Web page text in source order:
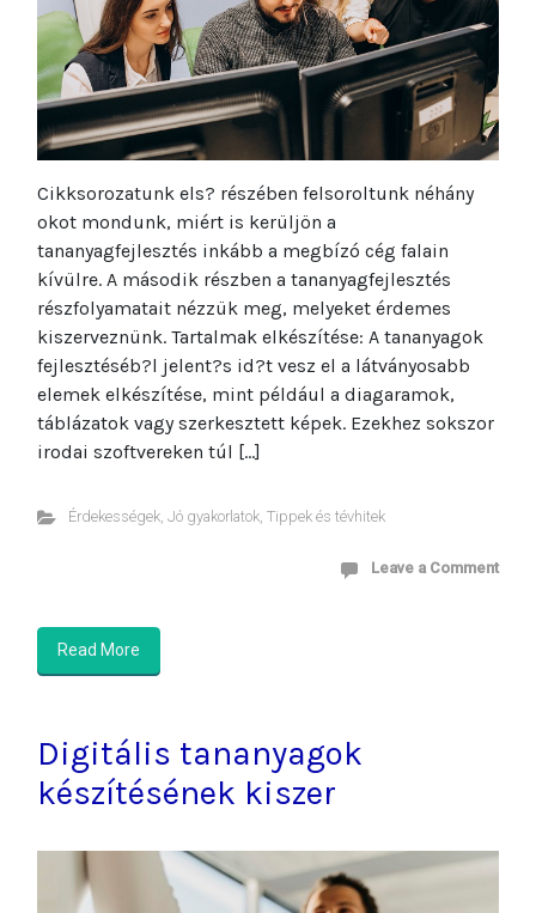
Cikksorozatunk els? részében felsoroltunk néhány
okot mondunk, miért is kerüljön a
tananyagfejlesztés inkább a megbízó cég falain
kívülre. A második részben a tananyagfejlesztés
részfolyamatait nézzük meg, melyeket érdemes
kiszerveznünk. Tartalmak elkészítése: A tananyagok
fejlesztéséb?l jelent?s id?t vesz el a látványosabb
elemek elkészítése, mint például a diagaramok,
táblázatok vagy szerkesztett képek. Ezekhez sokszor
irodai szoftvereken túl […]
Érdekességek, Jó gyakorlatok, Tippek és tévhitek
Leave a Comment
Read More
Digitális tananyagok
készítésének kiszer